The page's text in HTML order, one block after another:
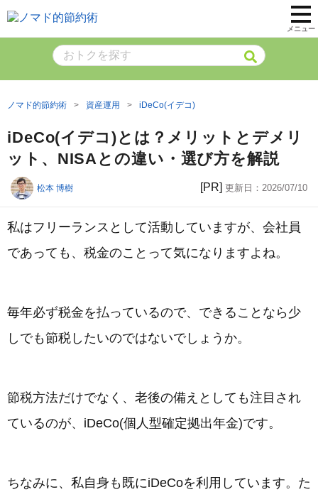
メニュー
ノマド的節約術 資産運用 iDeCo(イデコ)
iDeCo(イデコ)とは？メリットとデメリ
ット、NISAとの違い・選び方を解説
松本 博樹 [PR] 更新日： 2026/07/10
私はフリーランスとして活動していますが、会社員
であっても、税金のことって気になりますよね。
毎年必ず税金を払っているので、できることなら少
しでも節税したいのではないでしょうか。
節税方法だけでなく、老後の備えとしても注目され
ているのが、iDeCo(個人型確定拠出年金)です。
ちなみに、私自身も既にiDeCoを利用しています。た